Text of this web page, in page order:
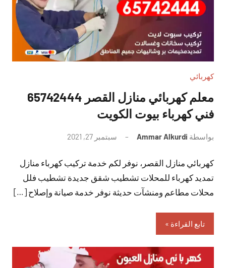
كهربائي
معلم كهربائي منازل القصر 65742444
فني كهرباء بيوت الكويت
بواسطة Ammar Alkurdi سبتمبر 27, 2021
تعليقات
كهربائي منازل القصر، نوفر لكم خدمة تركيب كهرباء منازل
تمديد كهرباء للمحلات تشطيب شقق جديدة تشطيب فلل
محلات مطاعم ومنشآت حديثة نوفر خدمة صيانة وإصلاح […]
تابع القراءة